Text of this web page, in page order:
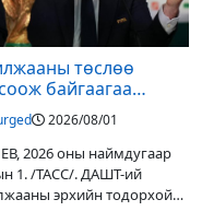
төслөө
байгаагаа
мэдэгдэв
2026/08/01
2026 оны наймдугаар
1. /ТАСС/. ДАШТ-ий
эрхийн тодорхой